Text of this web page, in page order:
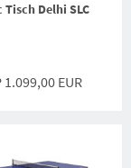
Tisch Delhi SLC
1.099,00 EUR